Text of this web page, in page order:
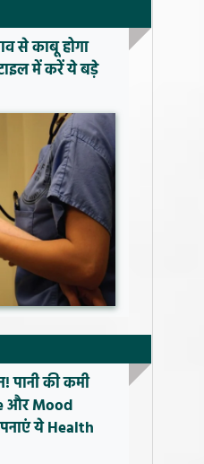
से काबू होगा
में करें ये बड़े
पानी की कमी
और Mood
ये Health